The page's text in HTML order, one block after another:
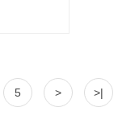
5 > >|